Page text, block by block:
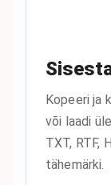
Kopeeri ja
või laadi
TXT, RTF,
tähemärki.